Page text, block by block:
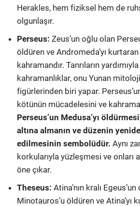
Herakles, hem fiziksel hem de
olgunlaşır.
Perseus: Zeus’un oğlu olan
öldüren ve Andromeda’yı
kahramandır. Tanrıların
kahramanlıklar, onu Yunan
figürlerinden biri yapar.
kötünün mücadelesini ve
Perseus’un Medusa’yı
altına almanın ve düzenin
edilmesinin sembolüdür. Aynı
korkularıyla yüzleşmesi ve onları
öne çıkar.
Theseus: Atina’nın kralı
Minotauros’u öldüren ve Atina’yı